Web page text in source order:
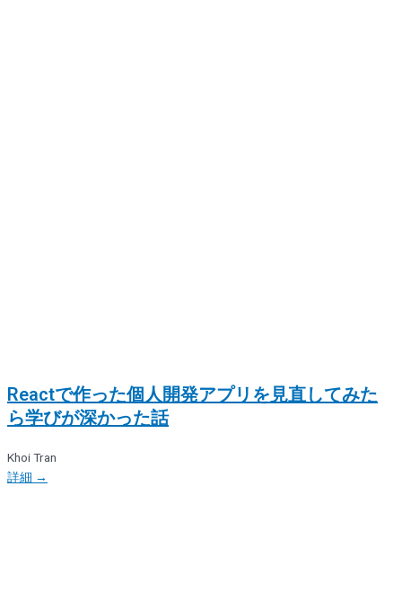
Reactで作った個人開発アプリを見直してみた
ら学びが深かった話
Khoi Tran
詳細 →